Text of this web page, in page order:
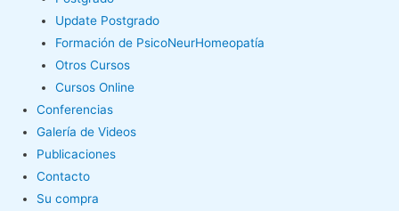
Update Postgrado
Formación de PsicoNeurHomeopatía
Otros Cursos
Cursos Online
Conferencias
Galería de Videos
Publicaciones
Contacto
Su compra